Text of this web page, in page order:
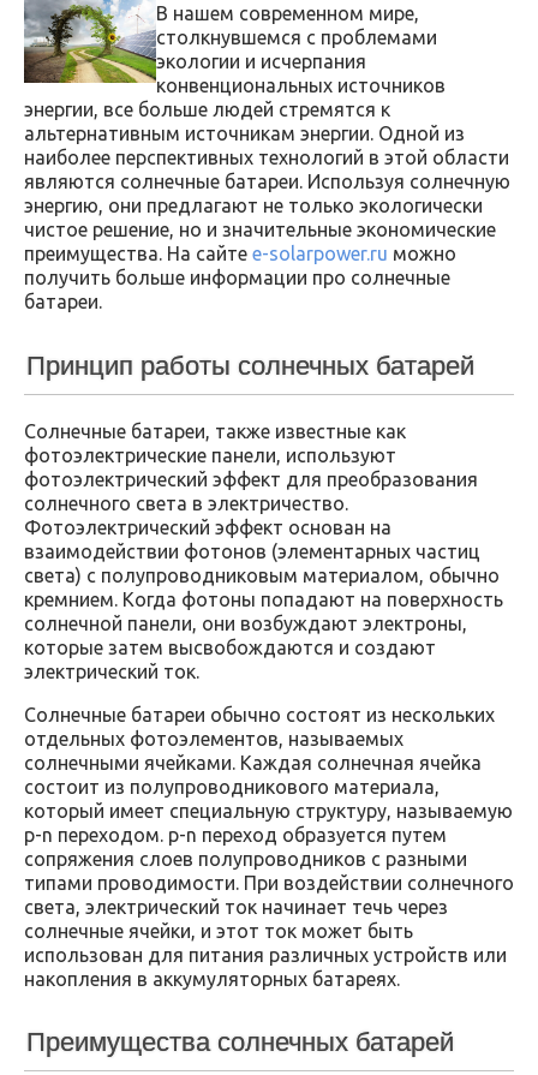
В нашем современном мире,
столкнувшемся с проблемами
экологии и исчерпания
конвенциональных источников
энергии, все больше людей стремятся к
альтернативным источникам энергии. Одной из
наиболее перспективных технологий в этой области
являются солнечные батареи. Используя солнечную
энергию, они предлагают не только экологически
чистое решение, но и значительные экономические
преимущества. На сайте e-solarpower.ru можно
получить больше информации про солнечные
батареи.
Принцип работы солнечных батарей
Солнечные батареи, также известные как
фотоэлектрические панели, используют
фотоэлектрический эффект для преобразования
солнечного света в электричество.
Фотоэлектрический эффект основан на
взаимодействии фотонов (элементарных частиц
света) с полупроводниковым материалом, обычно
кремнием. Когда фотоны попадают на поверхность
солнечной панели, они возбуждают электроны,
которые затем высвобождаются и создают
электрический ток.
Солнечные батареи обычно состоят из нескольких
отдельных фотоэлементов, называемых
солнечными ячейками. Каждая солнечная ячейка
состоит из полупроводникового материала,
который имеет специальную структуру, называемую
p-n переходом. p-n переход образуется путем
сопряжения слоев полупроводников с разными
типами проводимости. При воздействии солнечного
света, электрический ток начинает течь через
солнечные ячейки, и этот ток может быть
использован для питания различных устройств или
накопления в аккумуляторных батареях.
Преимущества солнечных батарей